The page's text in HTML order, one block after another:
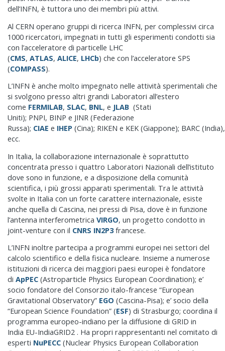
dell’INFN, è tuttora uno dei membri più attivi.
Al CERN operano gruppi di ricerca INFN, per complessivi circa
1000 ricercatori, impegnati in tutti gli esperimenti condotti sia
con l’acceleratore di particelle LHC
(CMS, ATLAS, ALICE, LHCb) che con l’acceleratore SPS
(COMPASS).
L’INFN è anche molto impegnato nelle attività sperimentali che
si svolgono presso altri grandi Laboratori all’estero
come FERMILAB, SLAC, BNL, e JLAB (Stati
Uniti); PNPI, BINP e JINR (Federazione
Russa); CIAE e IHEP (Cina); RIKEN e KEK (Giappone); BARC
ecc.
In Italia, la collaborazione internazionale è soprattutto
concentrata presso i quattro Laboratori Nazionali dell’istituto
dove sono in funzione, e a disposizione della comunità
scientifica, i più grossi apparati sperimentali. Tra le attività
svolte in Italia con un forte carattere internazionale, esiste
anche quella di Cascina, nei pressi di Pisa, dove è in funzione
l’antenna interferometrica VIRGO, un progetto condotto in
joint-venture con il CNRS IN2P3francese.
L’INFN inoltre partecipa a programmi europei nei settori del
calcolo scientifico e della fisica nucleare. Insieme a numerose
istituzioni di ricerca dei maggiori paesi europei è fondatore
di ApPEC (Astroparticle Physics European Coordination); e’
socio fondatore del Consorzio italo-francese “European
Gravitational Observatory” EGO (Cascina-Pisa); e’ socio della
“European Science Foundation” (ESF) di Strasburgo; coordina il
programma europeo-indiano per la diffusione di GRID in
India EU-IndiaGRID2 . Ha propri rappresentanti nel comitato di
esperti NuPECC (Nuclear Physics European Collaboration